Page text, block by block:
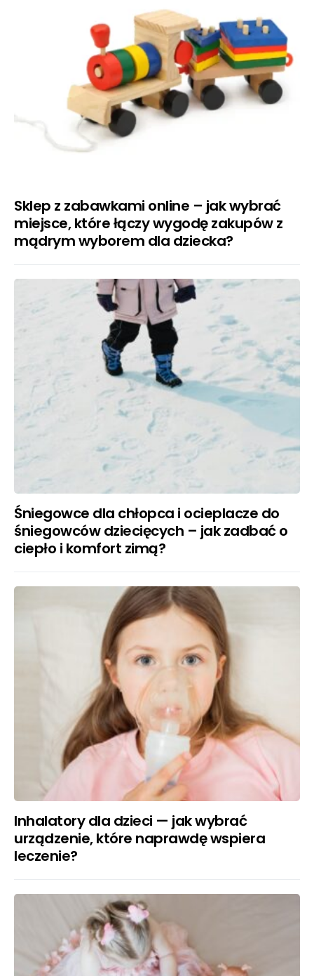
Sklep z zabawkami online – jak wybrać
miejsce, które łączy wygodę zakupów z
mądrym wyborem dla dziecka?
Śniegowce dla chłopca i ocieplacze do
śniegowców dziecięcych – jak zadbać o
ciepło i komfort zimą?
Inhalatory dla dzieci — jak wybrać
urządzenie, które naprawdę wspiera
leczenie?